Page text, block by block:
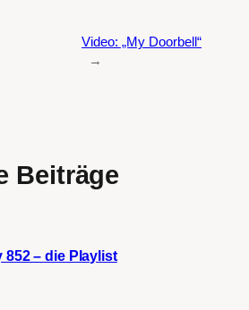
Video: „My Doorbell“
→
Beiträge
852 – die Playlist